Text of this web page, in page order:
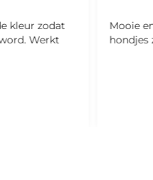
kleur zodat
Werkt
Mooie en
hondjes